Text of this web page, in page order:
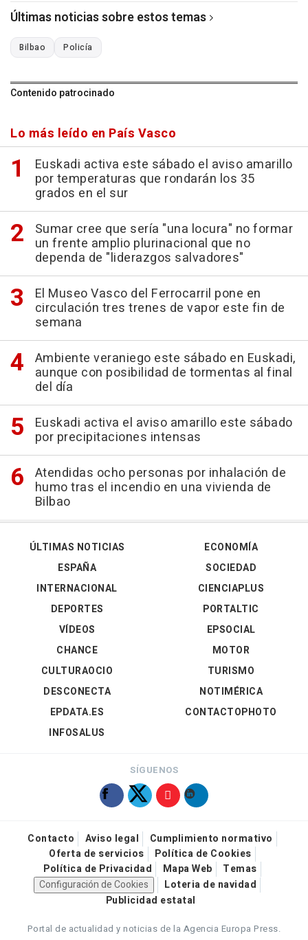
Últimas noticias sobre estos temas
Bilbao Policía
Contenido patrocinado
Lo más leído en País Vasco
Euskadi activa este sábado el aviso amarillo
por temperaturas que rondarán los 35
grados en el sur
Sumar cree que sería "una locura" no formar
un frente amplio plurinacional que no
dependa de "liderazgos salvadores"
El Museo Vasco del Ferrocarril pone en
circulación tres trenes de vapor este fin de
semana
Ambiente veraniego este sábado en Euskadi,
aunque con posibilidad de tormentas al final
del día
Euskadi activa el aviso amarillo este sábado
por precipitaciones intensas
Atendidas ocho personas por inhalación de
humo tras el incendio en una vivienda de
Bilbao
ÚLTIMAS NOTICIAS
ESPAÑA
INTERNACIONAL
DEPORTES
VÍDEOS
ECONOMÍA
SOCIEDAD
CIENCIAPLUS
PORTALTIC
EPSOCIAL
CHANCE
CULTURAOCIO
DESCONECTA
EPDATA.ES
INFOSALUS
MOTOR
TURISMO
NOTIMÉRICA
CONTACTOPHOTO
SÍGUENOS
Contacto Aviso legal
Cumplimiento normativo
Oferta de servicios
Política de Cookies
Política de Privacidad
Mapa Web
Temas
Configuración de Cookies
Loteria de navidad
Publicidad estatal
Portal de actualidad y noticias de la Agencia Europa Press.